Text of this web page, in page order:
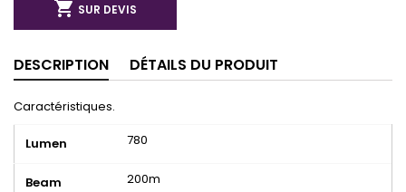
 SUR DEVIS
DESCRIPTION DÉTAILS DU PRODUIT
Caractéristiques.
Lumen 780
Beam 200m